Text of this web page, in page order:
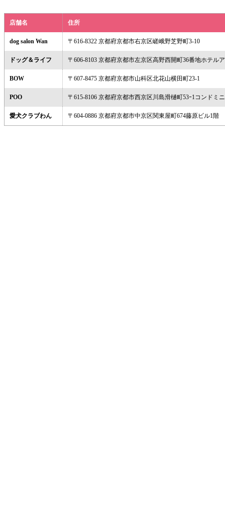
店舗名 住所
dog salon Wan 〒616-8322 京都府京都市右京区嵯峨野芝野町3-10
ドッグ＆ライフ 〒606-8103 京都府京都市左京区高野西開町36番地ホテル
BOW 〒607-8475 京都府京都市山科区北花山横田町23-1
POO 〒615-8106 京都府京都市西京区川島滑樋町53ｰ1コンドミ
愛犬クラブわん 〒604-0886 京都府京都市中京区関東屋町674藤原ビル1階